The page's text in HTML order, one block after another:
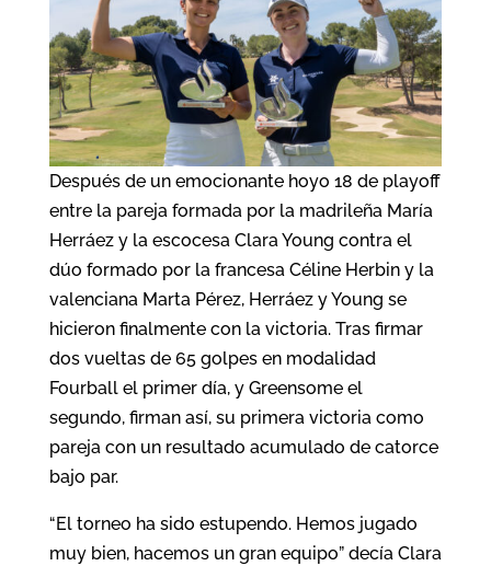
Después de un emocionante hoyo 18 de playoff
entre la pareja formada por la madrileña María
Herráez y la escocesa Clara Young contra el
dúo formado por la francesa Céline Herbin y la
valenciana Marta Pérez, Herráez y Young se
hicieron finalmente con la victoria. Tras firmar
dos vueltas de 65 golpes en modalidad
Fourball el primer día, y Greensome el
segundo, firman así, su primera victoria como
pareja con un resultado acumulado de catorce
bajo par.
“El torneo ha sido estupendo. Hemos jugado
muy bien, hacemos un gran equipo” decía Clara